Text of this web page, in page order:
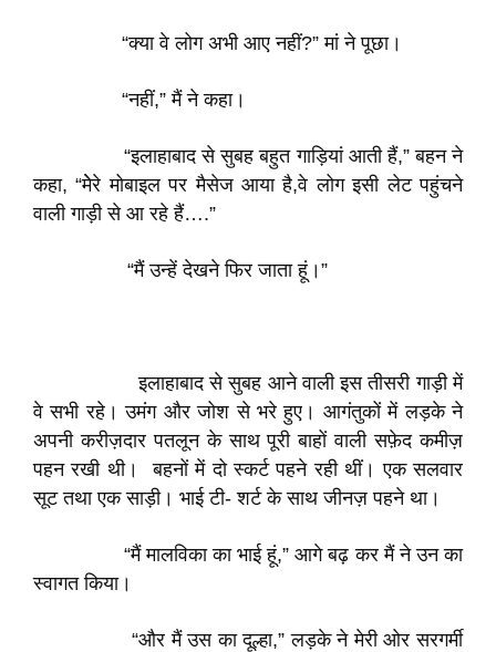
“क्या वे लोग अभी आए नहीं?” मां ने पूछा।
“नहीं,” मैं ने कहा।
“इलाहाबाद से सुबह बहुत गाड़ियां आती हैं,” बहन ने
कहा, “मेेरे मोबाइल पर मैसेज आया है,वे लोग इसी लेट पहुंचने
वाली गाड़ी से आ रहे हैं….”
“मैं उन्हें देखने फिर जाता हूं।”
इलाहाबाद से सुबह आने वाली इस तीसरी गाड़ी में
वे सभी रहे। उमंग और जोश से भरे हुए। आगंतुकों में लड़के ने
अपनी करीज़दार पतलून के साथ पूरी बाहों वाली सफ़ेद कमीज़
पहन रखी थी। बहनों में दो स्कर्ट पहने रही थीं। एक सलवार
सूट तथा एक साड़ी। भाई टी- शर्ट के साथ जीनज़ पहने था।
“मैं मालविका का भाई हूं,” आगे बढ़ कर मैं ने उन का
स्वागत किया।
“और मैं उस का दूल्हा,” लड़के ने मेरी ओर सरगर्मी